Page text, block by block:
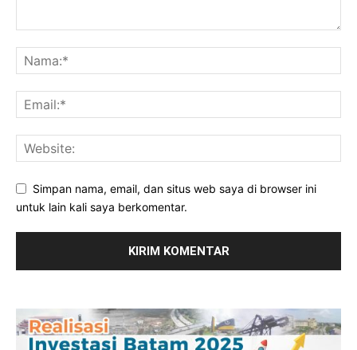
Simpan nama, email, dan situs web saya di browser ini
untuk lain kali saya berkomentar.